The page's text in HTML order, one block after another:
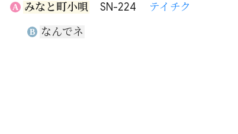
A みなと町小唄 SN-224 テイチク
B なんでネ